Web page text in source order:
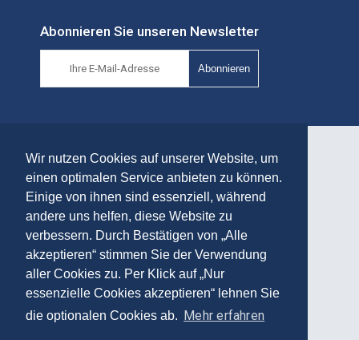
Wir nutzen Cookies auf unserer Website, um
einen optimalen Service anbieten zu können.
Einige von ihnen sind essenziell, während
andere uns helfen, diese Website zu
verbessern. Durch Bestätigen von „Alle
akzeptieren“ stimmen Sie der Verwendung
aller Cookies zu. Per Klick auf „Nur
essenzielle Cookies akzeptieren“ lehnen Sie
die optionalen Cookies ab.
Mehr erfahren
Ihr Online Shop für hochwertige
Tiefkühlprodukte
Ihre Zahlmöglichkeiten
Rechnung
Abonnieren Sie unseren Newsletter
Abonnieren